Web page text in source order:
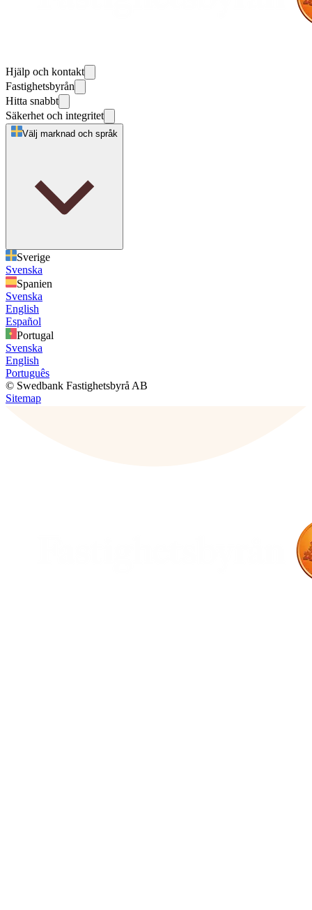
Hjälp och kontakt
Fastighetsbyrån
Hitta snabbt
Säkerhet och integritet
Välj marknad och språk
Sverige
Svenska
Spanien
Svenska
English
Español
Portugal
Svenska
English
Português
© Swedbank Fastighetsbyrå AB
Sitemap